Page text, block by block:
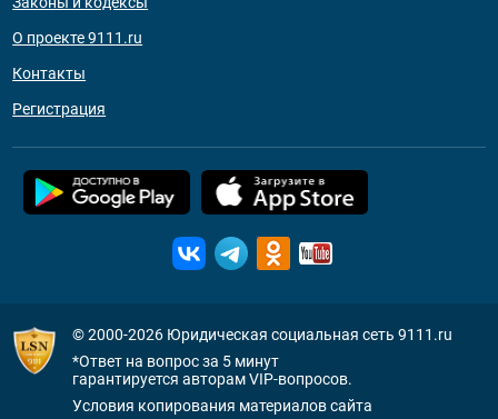
О проекте 9111.ru
Контакты
Регистрация
© 2000-2026 Юридическая социальная сеть 9111.ru
*Ответ на вопрос за 5 минут
гарантируется авторам VIP-вопросов.
Условия копирования материалов сайта